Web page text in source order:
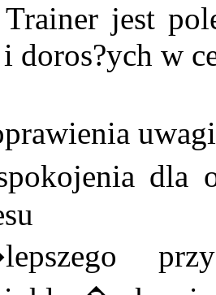
jest
doros?ych w
uwagi
dla